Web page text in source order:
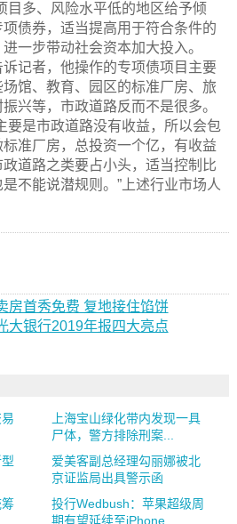
目多、风险水平低的地区给予倾
债券，适当提高用于符合条件的
一步带动社会资本加大投入。
诉记者，他操作的专项债项目主要
馆、教育、园区的标准厂房、旅
兴等，市政道路反而不是很多。
要是市政道路没有收益，所以会包
准厂房，总投资一个亿，有收益
道路之类要占小头，适当控制比
不能说潜规则。”上述行业市场人
房首秀免费 复地接住馅饼
大银行2019年报四大亮点
上海宝山绿化带内发现一具
尸体，警方排除刑案...
爱美客副总经理勾丽娜被北
京证监局出具警示函
投行Wedbush：苹果超级周
期有望延续至iPhone ...